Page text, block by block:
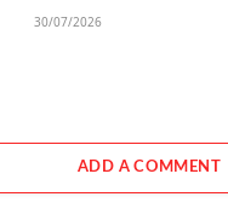
30/07/2026
ADD A COMMENT